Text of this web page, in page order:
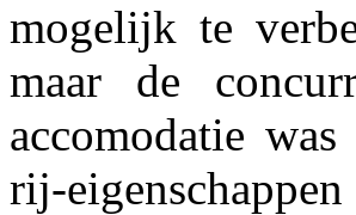
mogelijk te
maar de
accomodatie
rij-